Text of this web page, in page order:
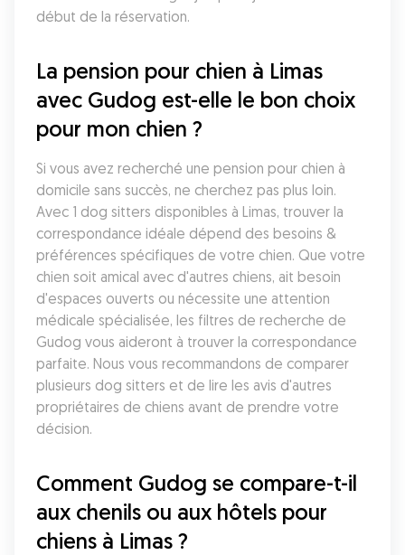
début de la réservation.
La pension pour chien à Limas
avec Gudog est-elle le bon choix
pour mon chien ?
Si vous avez recherché une pension pour chien à
domicile sans succès, ne cherchez pas plus loin.
Avec 1 dog sitters disponibles à Limas, trouver la
correspondance idéale dépend des besoins &
préférences spécifiques de votre chien. Que votre
chien soit amical avec d'autres chiens, ait besoin
d'espaces ouverts ou nécessite une attention
médicale spécialisée, les filtres de recherche de
Gudog vous aideront à trouver la correspondance
parfaite. Nous vous recommandons de comparer
plusieurs dog sitters et de lire les avis d'autres
propriétaires de chiens avant de prendre votre
décision.
Comment Gudog se compare-t-il
aux chenils ou aux hôtels pour
chiens à Limas ?